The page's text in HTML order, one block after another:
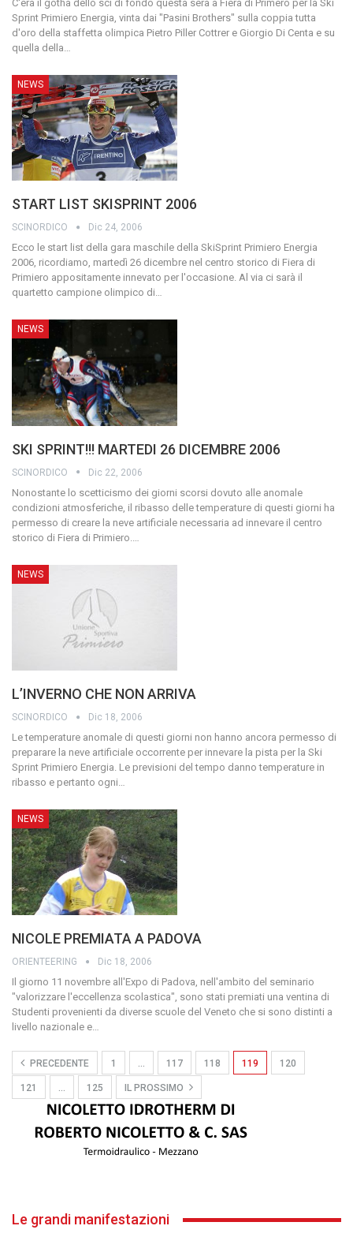
C'era il gotha dello sci di fondo questa sera a Fiera di Primero per la Ski
Sprint Primiero Energia, vinta dai "Pasini Brothers" sulla coppia tutta
d'oro della staffetta olimpica Pietro Piller Cottrer e Giorgio Di Centa e su
quella della
NEWS
START LIST SKISPRINT 2006
SCINORDICO Dic 24, 2006
Ecco le start list della gara maschile della SkiSprint Primiero Energia
2006, ricordiamo, martedì 26 dicembre nel centro storico di Fiera di
Primiero appositamente innevato per l'occasione. Al via ci sarà il
quartetto campione olimpico di…
NEWS
SKI SPRINT!!! MARTEDI 26 DICEMBRE 2006
SCINORDICO Dic 22, 2006
Nonostante lo scetticismo dei giorni scorsi dovuto alle anomale
condizioni atmosferiche, il ribasso delle temperature di questi giorni ha
permesso di creare la neve artificiale necessaria ad innevare il centro
storico di Fiera di Primiero.
NEWS
L’INVERNO CHE NON ARRIVA
SCINORDICO Dic 18, 2006
Le temperature anomale di questi giorni non hanno ancora permesso di
preparare la neve artificiale occorrente per innevare la pista per la Ski
Sprint Primiero Energia. Le previsioni del tempo danno temperature in
ribasso e pertanto ogni
NEWS
NICOLE PREMIATA A PADOVA
ORIENTEERING Dic 18, 2006
Il giorno 11 novembre all'Expo di Padova, nell'ambito del seminario
"valorizzare l'eccellenza scolastica", sono stati premiati una ventina di
Studenti provenienti da diverse scuole del Veneto che si sono distinti a
livello nazionale e…
PRECEDENTE 1 … 117 118 119 120
121 … 125 IL PROSSIMO
Le grandi manifestazioni